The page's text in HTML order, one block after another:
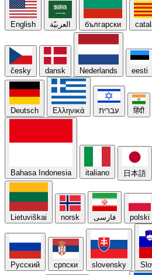
English العربيّة български
česky dansk Nederlands eesti
Deutsch Ελληνικά עברית हिंदी
Bahasa Indonesia italiano 日本語
Lietuviškai norsk فارسی polski
Русский српски slovensky